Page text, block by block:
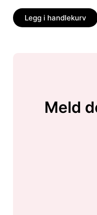
Legg i handlekurv
Meld